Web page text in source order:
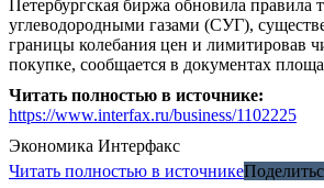
Петербургская биржа обновила
углеводородными газами (СУГ),
границы колебания цен и лимитировав
покупке, сообщается в документах
Читать полностью в источнике:
https://www.interfax.ru/business/1102225
Экономика Интерфакс
Читать полностью в источнике